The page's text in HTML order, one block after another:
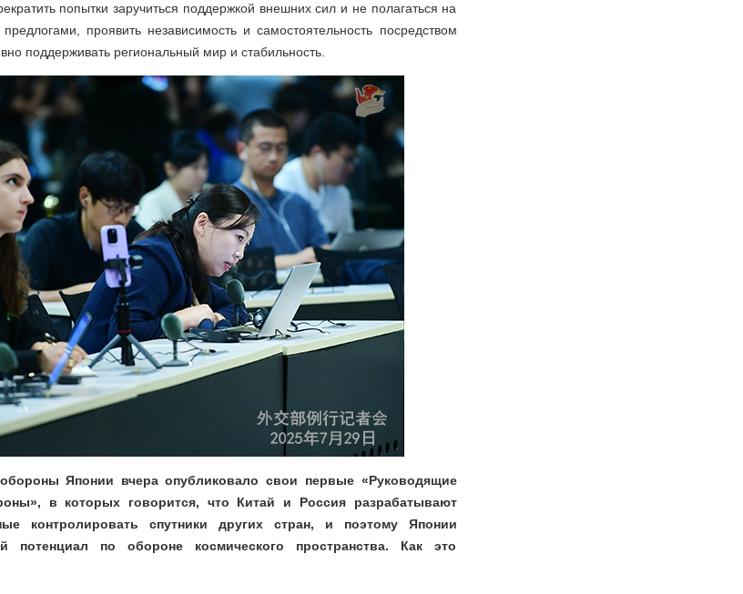
попытки заручиться поддержкой внешних сил и не полагаться на
проявить независимость и самостоятельность посредством
поддерживать региональный мир и стабильность.
Японии вчера опубликовало свои первые «Руководящие
в которых говорится, что Китай и Россия разрабатывают
контролировать спутники других стран, и поэтому Японии
потенциал по обороне космического пространства. Как это